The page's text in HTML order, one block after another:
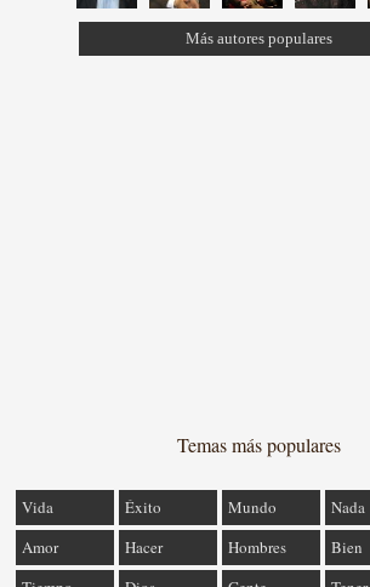
Más autores populares
Temas más populares
Vida Éxito Mundo
Nada
Amor
Hacer Hombres
Bien